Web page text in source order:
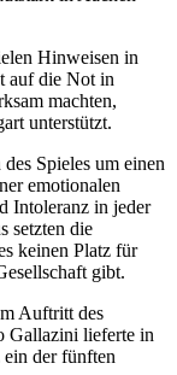
Hinweisen in
auf die Not in
machten,
unterstützt.
Spieles um einen
emotionalen
Intoleranz in jeder
setzten die
keinen Platz für
gibt.
Auftritt des
Gallazini lieferte in
ein der fünften